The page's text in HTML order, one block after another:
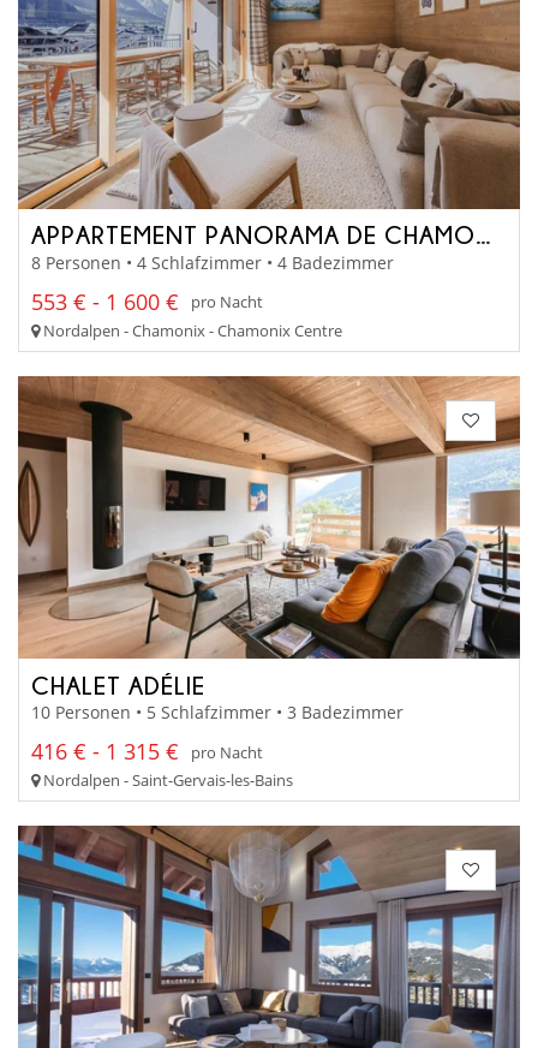
APPARTEMENT PANORAMA DE CHAMONIX
8 Personen • 4 Schlafzimmer • 4 Badezimmer
553 € - 1 600 €
pro Nacht
Nordalpen - Chamonix - Chamonix Centre
CHALET ADÉLIE
10 Personen • 5 Schlafzimmer • 3 Badezimmer
416 € - 1 315 €
pro Nacht
Nordalpen - Saint-Gervais-les-Bains